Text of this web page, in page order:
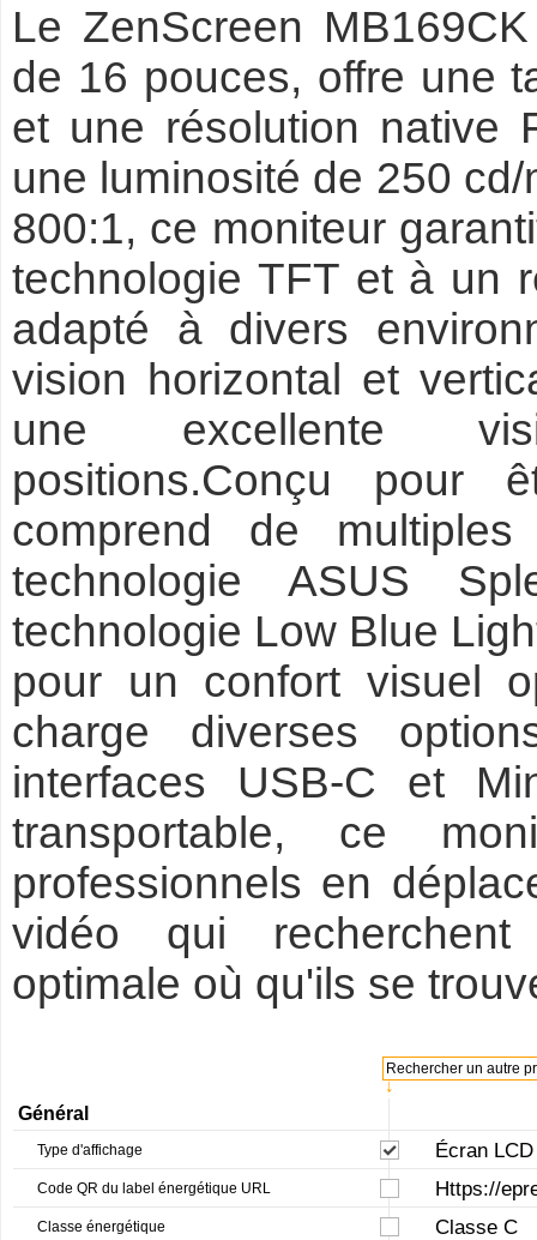
Le ZenScreen
de 16 pouces, offre une
et une résolution native
une luminosité de 250
800:1, ce moniteur
technologie TFT et à un
adapté à divers
vision horizontal et
une excellente
positions.Conçu pour
comprend de
technologie ASUS
technologie Low Blue
pour un confort visuel
charge diverses
interfaces USB-C et
transportable, ce
professionnels en
vidéo qui
optimale où qu'ils se
↓
Rechercher un autre
Général
Type d'affichage Écran
Code QR du label énergétique URL Https://
Classe énergétique Classe C